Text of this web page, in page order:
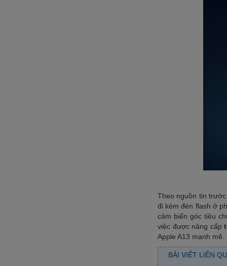
Theo nguồn tin
đi kèm đèn flash ở
cảm biến góc tiêu
việc được nâng cấp
Apple A13 mạnh mẽ.
BÀI VIẾT LIÊN